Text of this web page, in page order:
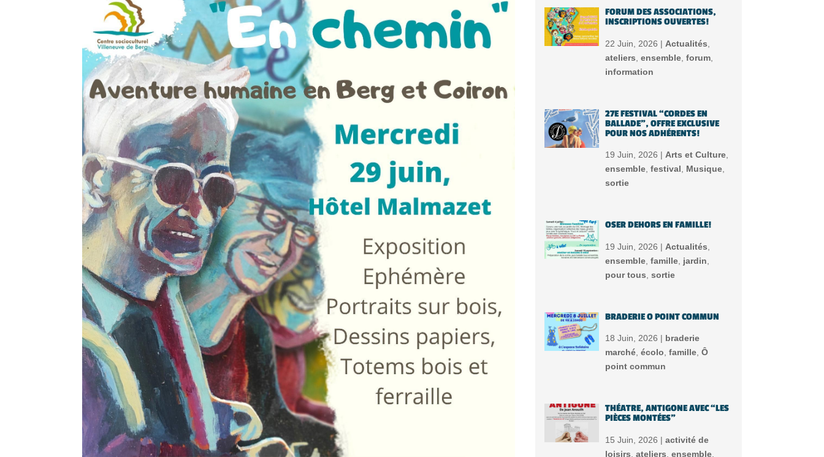
FORUM DES ASSOCIATIONS,
INSCRIPTIONS OUVERTES!
22 Juin, 2026 | Actualités
ateliers ensemble, forum,
information
27E FESTIVAL “CORDES EN
BALLADE”, OFFRE EXCLUSIVE
POUR NOS ADHÉRENTS!
19 Juin, 2026 | Arts et Culture,
ensemble, festival Musique,
sortie
OSER DEHORS EN FAMILLE!
19 Juin, 2026 | Actualités
ensemble, famille, jardin
pour tous sortie
BRADERIE O POINT COMMUN
18 Juin, 2026 | braderie
marché, écolo famille, Ô
point commun
THÉATRE, ANTIGONE AVEC “LES
PIÈCES MONTÉES”
15 Juin, 2026 | activité de
loisirs ateliers ensemble,